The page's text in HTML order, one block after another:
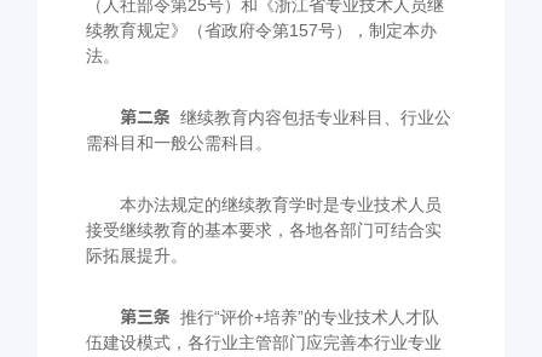
（人社部令第25号）和《浙江省专业技术人员继
续教育规定》（省政府令第157号），制定本办
法。
第二条 继续教育内容包括专业科目、行业公
需科目和一般公需科目。
本办法规定的继续教育学时是专业技术人员
接受继续教育的基本要求，各地各部门可结合实
际拓展提升。
第三条 推行“评价+培养”的专业技术人才队
伍建设模式，各行业主管部门应完善本行业专业